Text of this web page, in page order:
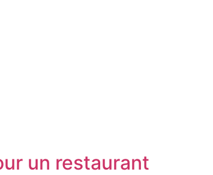
un restaurant